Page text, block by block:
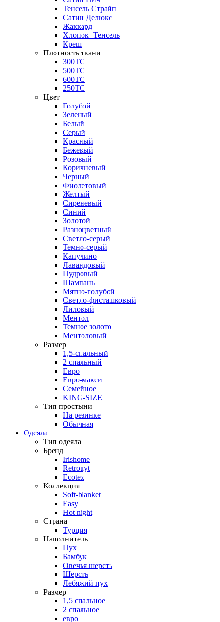
Тенсель Страйп
Сатин Делюкс
Жаккард
Хлопок+Тенсель
Креш
Плотность ткани
300ТС
500ТС
600ТС
250ТС
Цвет
Голубой
Зеленый
Белый
Серый
Красный
Бежевый
Розовый
Коричневый
Черный
Фиолетовый
Желтый
Сиреневый
Синий
Золотой
Разноцветный
Светло-серый
Темно-серый
Капучино
Лавандовый
Пудровый
Шампань
Мятно-голубой
Светло-фисташковый
Лиловый
Ментол
Темное золото
Ментоловый
Размер
1,5-спальный
2 спальный
Евро
Евро-макси
Семейное
KING-SIZE
Тип простыни
На резинке
Обычная
Одеяла
Тип одеяла
Бренд
Irishome
Retrouyt
Ecotex
Коллекция
Soft-blanket
Easy
Hot night
Страна
Турция
Наполнитель
Пух
Бамбук
Овечья шерсть
Шерсть
Лебяжий пух
Размер
1,5 спальное
2 спальное
евро